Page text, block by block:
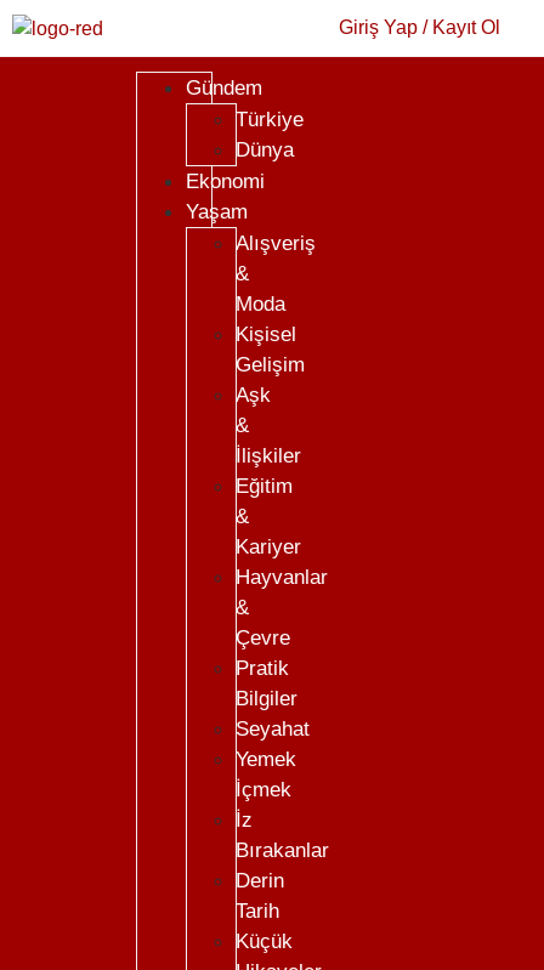
Giriş Yap / Kayıt Ol
Gündem
Türkiye
Dünya
Ekonomi
Yaşam
Alışveriş
&
Moda
Kişisel
Gelişim
Aşk
&
İlişkiler
Eğitim
&
Kariyer
Hayvanlar
&
Çevre
Pratik
Bilgiler
Seyahat
Yemek
İçmek
İz
Bırakanlar
Derin
Tarih
Küçük